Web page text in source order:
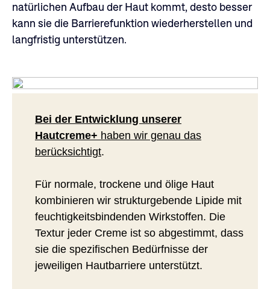
natürlichen Aufbau der Haut kommt, desto besser
kann sie die Barrierefunktion wiederherstellen und
langfristig unterstützen.
Bei der Entwicklung unserer
Hautcreme+ haben wir genau das
berücksichtigt.
Für normale, trockene und ölige Haut
kombinieren wir strukturgebende Lipide mit
feuchtigkeitsbindenden Wirkstoffen. Die
Textur jeder Creme ist so abgestimmt, dass
sie die spezifischen Bedürfnisse der
jeweiligen Hautbarriere unterstützt.